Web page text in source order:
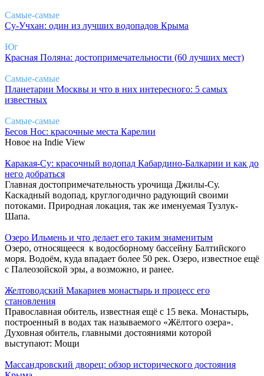
Самые-самые
Су-Учхан: один из лучших водопадов Крыма
Юг
Красная Поляна: достопримечательности (60 лучших мест)
Самые-самые
Планетарии Москвы и что в них интересного: 5 самых
известных
Самые-самые
Бесов Нос: красочные места Карелии
Новое на Indie View
Каракая-Су: красочный водопад Кабардино-Балкарии и как до
него добраться
Главная достопримечательность урочища Джилы-Су.
Каскадный водопад, круглогодично радующий своими
потоками. Природная локация, так же именуемая Тузлук-
Шапа.
Озеро Ильмень и что делает его таким знаменитым
Озеро, относящееся к водосборному бассейну Балтийского
моря. Водоём, куда впадает более 50 рек. Озеро, известное ещё
с Палеозойской эры, а возможно, и ранее.
Желтоводский Макариев монастырь и процесс его
становления
Православная обитель, известная ещё с 15 века. Монастырь,
построенный в водах так называемого «Жёлтого озера».
Духовная обитель, главными достояниями которой
выступают: Мощи
Массандровский дворец: обзор исторического достояния